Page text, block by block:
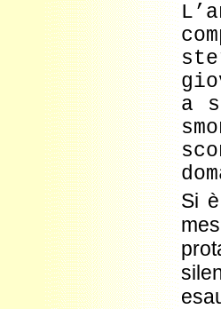
a
Si